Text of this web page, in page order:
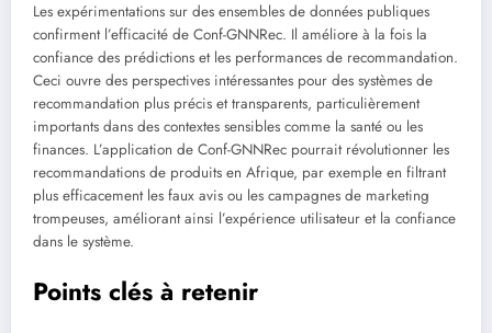
Les expérimentations sur des ensembles de données publiques
confirment l’efficacité de Conf-GNNRec. Il améliore à la fois la
confiance des prédictions et les performances de recommandation.
Ceci ouvre des perspectives intéressantes pour des systèmes de
recommandation plus précis et transparents, particulièrement
importants dans des contextes sensibles comme la santé ou les
finances. L’application de Conf-GNNRec pourrait révolutionner les
recommandations de produits en Afrique, par exemple en filtrant
plus efficacement les faux avis ou les campagnes de marketing
trompeuses, améliorant ainsi l’expérience utilisateur et la confiance
dans le système.
Points clés à retenir